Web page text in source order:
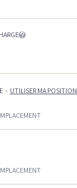
- UTILISER MA POSITION